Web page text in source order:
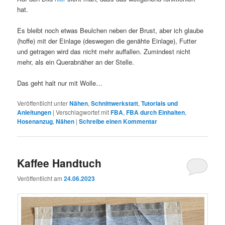
hat.
Es bleibt noch etwas Beulchen neben der Brust, aber ich glaube
(hoffe) mit der Einlage (deswegen die genähte Einlage), Futter
und getragen wird das nicht mehr auffallen. Zumindest nicht
mehr, als ein Querabnäher an der Stelle.
Das geht halt nur mit Wolle…
Veröffentlicht unterNähen,Schnittwerkstatt,Tutorials und
Anleitungen |Verschlagwortet mitFBA,FBA durch Einhalten,
Hosenanzug,Nähen |Schreibe einen Kommentar
Kaffee Handtuch
Veröffentlicht am24.06.2023